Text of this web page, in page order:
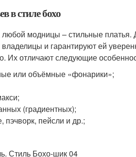
в стиле бохо
модницы – стильные платья.
и гарантируют ей
Их отличают следующие
или объёмные «фонарики»;
(градиентных);
пэчворк, пейсли и др.;